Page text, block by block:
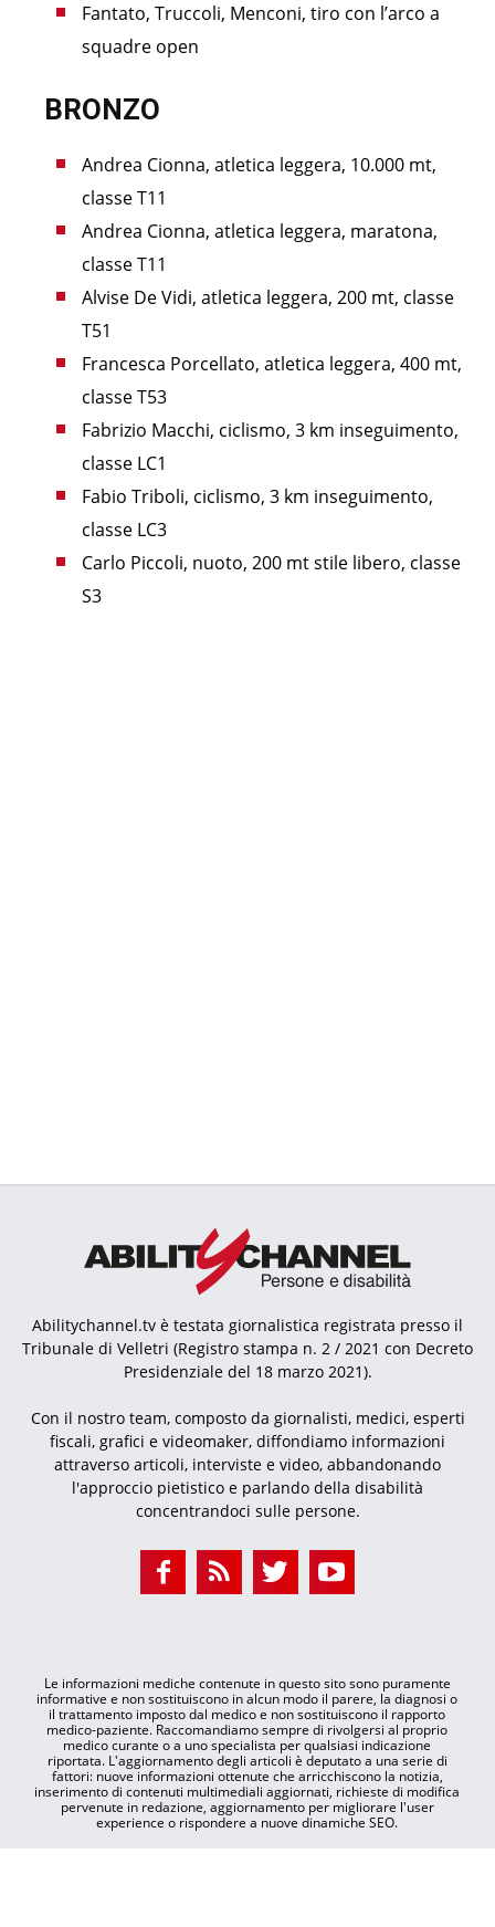
Fantato, Truccoli, Menconi, tiro con l’arco a
squadre open
BRONZO
Andrea Cionna, atletica leggera, 10.000 mt,
classe T11
Andrea Cionna, atletica leggera, maratona,
classe T11
Alvise De Vidi, atletica leggera, 200 mt, classe
T51
Francesca Porcellato, atletica leggera, 400 mt,
classe T53
Fabrizio Macchi, ciclismo, 3 km inseguimento,
classe LC1
Fabio Triboli, ciclismo, 3 km inseguimento,
classe LC3
Carlo Piccoli, nuoto, 200 mt stile libero, classe
S3
Abilitychannel.tv è testata giornalistica registrata presso il
Tribunale di Velletri (Registro stampa n. 2 / 2021 con Decreto
Presidenziale del 18 marzo 2021).
Con il nostro team, composto da giornalisti, medici, esperti
fiscali, grafici e videomaker, diffondiamo informazioni
attraverso articoli, interviste e video, abbandonando
l'approccio pietistico e parlando della disabilità
concentrandoci sulle persone.
Le informazioni mediche contenute in questo sito sono puramente
informative e non sostituiscono in alcun modo il parere, la diagnosi o
il trattamento imposto dal medico e non sostituiscono il rapporto
medico-paziente. Raccomandiamo sempre di rivolgersi al proprio
medico curante o a uno specialista per qualsiasi indicazione
riportata. L'aggiornamento degli articoli è deputato a una serie di
fattori: nuove informazioni ottenute che arricchiscono la notizia,
inserimento di contenuti multimediali aggiornati, richieste di modifica
pervenute in redazione, aggiornamento per migliorare l'user
experience o rispondere a nuove dinamiche SEO.